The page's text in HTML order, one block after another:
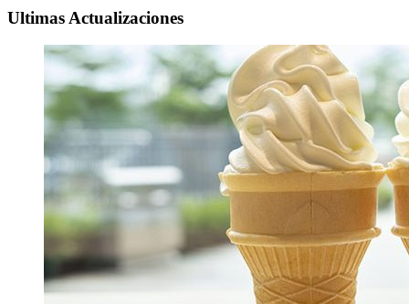
Ultimas Actualizaciones